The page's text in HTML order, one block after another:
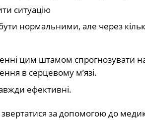
ситуацію
нормальними, але через
цим штамом спрогнозувати
в серцевому м’язі.
ефективні.
за допомогою до